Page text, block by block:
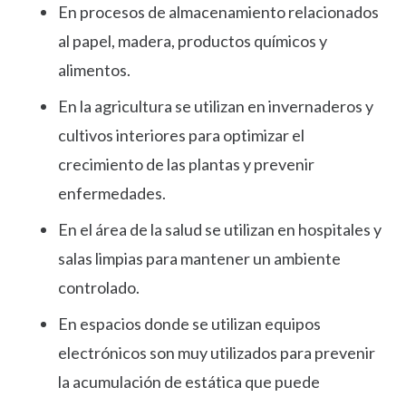
En procesos de almacenamiento relacionados
al papel, madera, productos químicos y
alimentos.
En la agricultura se utilizan en invernaderos y
cultivos interiores para optimizar el
crecimiento de las plantas y prevenir
enfermedades.
En el área de la salud se utilizan en hospitales y
salas limpias para mantener un ambiente
controlado.
En espacios donde se utilizan equipos
electrónicos son muy utilizados para prevenir
la acumulación de estática que puede